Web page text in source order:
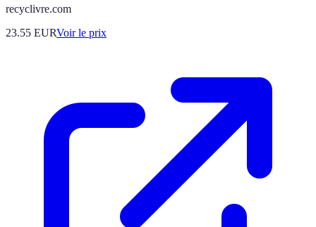
recyclivre.com
23.55 EURVoir le prix